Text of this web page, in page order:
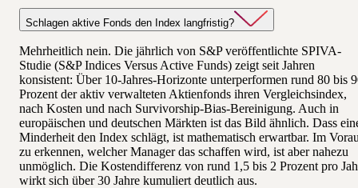
Schlagen aktive Fonds den Index langfristig?
Mehrheitlich nein. Die jährlich von S&P veröffentlichte SPIVA-
Studie (S&P Indices Versus Active Funds) zeigt seit Jahren
konsistent: Über 10-Jahres-Horizonte unterperformen rund 80 bis
Prozent der aktiv verwalteten Aktienfonds ihren Vergleichsindex,
nach Kosten und nach Survivorship-Bias-Bereinigung. Auch in
europäischen und deutschen Märkten ist das Bild ähnlich. Dass
Minderheit den Index schlägt, ist mathematisch erwartbar. Im
zu erkennen, welcher Manager das schaffen wird, ist aber nahezu
unmöglich. Die Kostendifferenz von rund 1,5 bis 2 Prozent pro
wirkt sich über 30 Jahre kumuliert deutlich aus.